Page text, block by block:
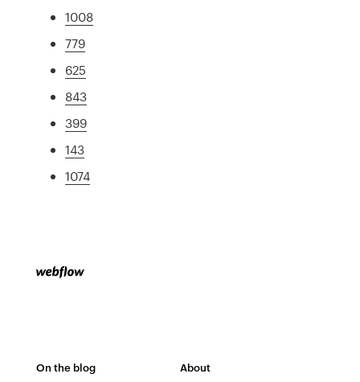
1008
779
625
843
399
143
1074
On the blog About